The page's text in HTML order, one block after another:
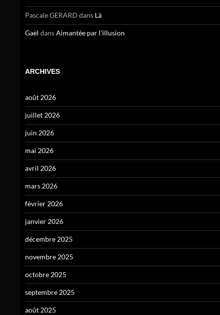
Pascale GERARD dans Là
Gaël dansAimantée par l’illusion
ARCHIVES
août 2026
juillet 2026
juin 2026
mai 2026
avril 2026
mars 2026
février 2026
janvier 2026
décembre 2025
novembre 2025
octobre 2025
septembre 2025
août 2025